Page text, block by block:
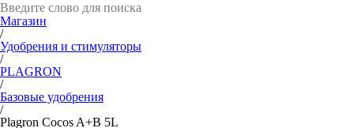
Магазин
/
Удобрения и стимуляторы
/
PLAGRON
/
Базовые удобрения
/
Plagron Cocos A+B 5L